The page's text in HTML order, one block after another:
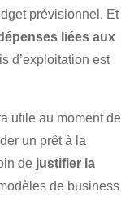
prévisionnel. Et
liées aux
d’exploitation est
utile au moment de
un prêt à la
de justifier la
de business